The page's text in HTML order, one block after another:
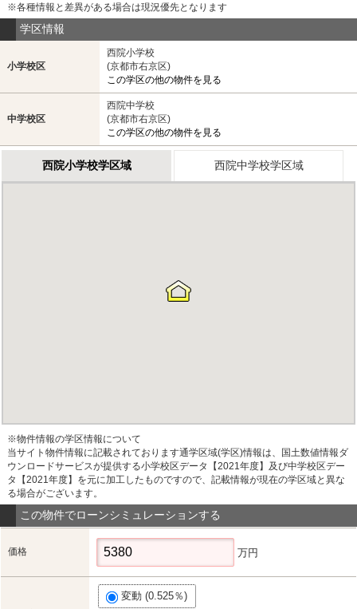
※各種情報と差異がある場合は現況優先となります
学区情報
小学校区
西院小学校
(京都市右京区)
この学区の他の物件を見る
中学校区
西院中学校
(京都市右京区)
この学区の他の物件を見る
西院小学校学区域 西院中学校学区域
※物件情報の学区情報について
当サイト物件情報に記載されております通学区域(学区)情報は、国土数値情報ダ
ウンロードサービスが提供する小学校区データ【2021年度】及び中学校区デー
タ【2021年度】を元に加工したものですので、記載情報が現在の学区域と異な
る場合がございます。
この物件でローンシミュレーションする
価格 万円
変動 (0.525％)